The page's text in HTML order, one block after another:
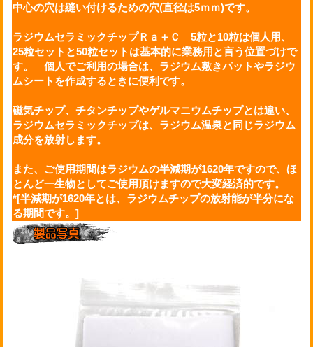
中心の穴は縫い付けるための穴(直径は5ｍｍ)です。
ラジウムセラミックチップＲａ＋Ｃ 5粒と10粒は個人用、
25粒セットと50粒セットは基本的に業務用と言う位置づけで
す。 個人でご利用の場合は、ラジウム敷きパットやラジウ
ムシートを作成するときに便利です。
磁気チップ、チタンチップやゲルマニウムチップとは違い、
ラジウムセラミックチップは、ラジウム温泉と同じラジウム
成分を放射します。
また、ご使用期間はラジウムの半減期が1620年ですので、ほ
とんど一生物としてご使用頂けますので大変経済的です。
*[半減期が1620年とは、ラジウムチップの放射能が半分にな
る期間です。]